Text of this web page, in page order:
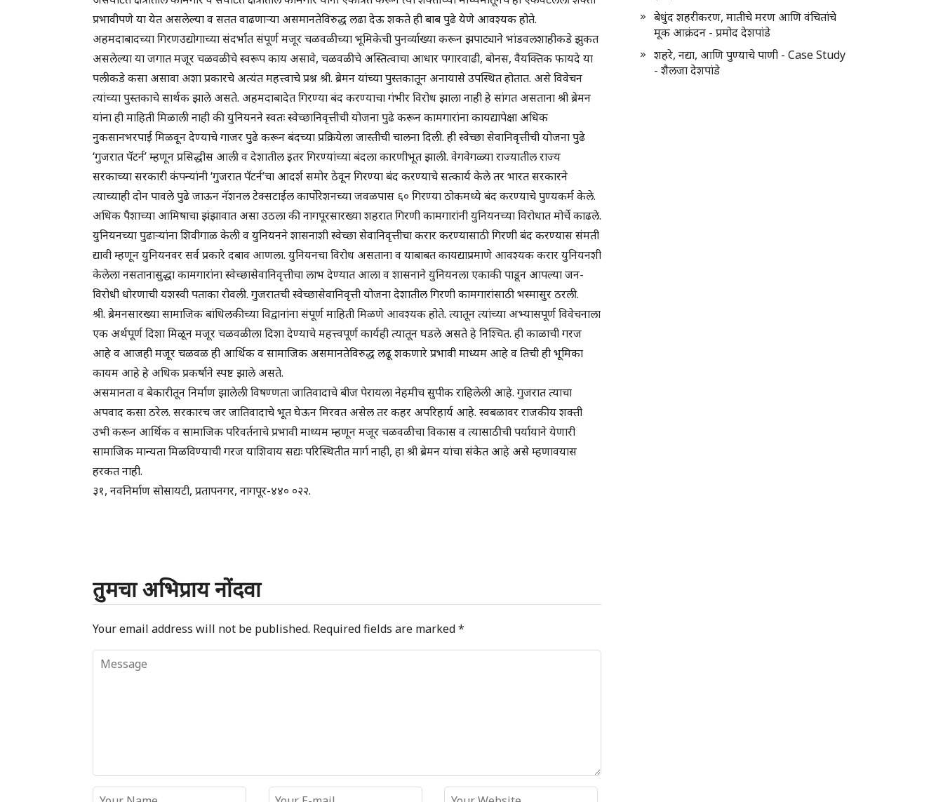
प्रभावीपणे या येत असलेल्या व सतत वाढणाऱ्या असमानतेविरुद्ध लढा देऊ शकते ही बाब पुढे येणे आवश्यक होते.
अहमदाबादच्या गिरणउद्योगाच्या संदर्भात संपूर्ण मजूर चळवळीच्या भूमिकेची पुनर्व्याख्या करून झपाट्याने भांडवलशाहीकडे झुकत
असलेल्या या जगात मजूर चळवळीचे स्वरूप काय असावे, चळवळीचे अस्तित्वाचा आधार पगारवाढी, बोनस, वैयक्तिक फायदे या
पलीकडे कसा असावा अशा प्रकारचे अत्यंत महत्त्वाचे प्रश्न श्री. ब्रेमन यांच्या पुस्तकातून अनायासे उपस्थित होतात. असे विवेचन
त्यांच्या पुस्तकाचे सार्थक झाले असते. अहमदाबादेत गिरण्या बंद करण्याचा गंभीर विरोध झाला नाही हे सांगत असताना श्री ब्रेमन
यांना ही माहिती मिळाली नाही की युनियनने स्वतः स्वेच्छानिवृत्तीची योजना पुढे करून कामगारांना कायद्यापेक्षा अधिक
नुकसानभरपाई मिळवून देण्याचे गाजर पुढे करून बंदच्या प्रक्रियेला जास्तीची चालना दिली. ही स्वेच्छा सेवानिवृत्तीची योजना पुढे
‘गुजरात पॅटर्न’ म्हणून प्रसिद्धीस आली व देशातील इतर गिरण्यांच्या बंदला कारणीभूत झाली. वेगवेगळ्या राज्यातील राज्य
सरकाच्या सरकारी कंपन्यांनी ‘गुजरात पॅटर्न’चा आदर्श समोर ठेवून गिरण्या बंद करण्याचे सत्कार्य केले तर भारत सरकारने
त्याच्याही दोन पावले पुढे जाऊन नॅशनल टेक्सटाईल कार्पोरेशनच्या जवळपास ६० गिरण्या ठोकमध्ये बंद करण्याचे पुण्यकर्म केले.
अधिक पैशाच्या आमिषाचा झंझावात असा उठला की नागपूरसारख्या शहरात गिरणी कामगारांनी युनियनच्या विरोधात मोर्चे काढले.
युनियनच्या पुढाऱ्यांना शिवीगाळ केली व युनियनने शासनाशी स्वेच्छा सेवानिवृत्तीचा करार करण्यासाठी गिरणी बंद करण्यास संमती
द्यावी म्हणून युनियनवर सर्व प्रकारे दबाव आणला. युनियनचा विरोध असताना व याबाबत कायद्याप्रमाणे आवश्यक करार युनियनशी
केलेला नसतानासुद्धा कामगारांना स्वेच्छासेवानिवृत्तीचा लाभ देण्यात आला व शासनाने युनियनला एकाकी पाडून आपल्या जन-
विरोधी धोरणाची यशस्वी पताका रोवली. गुजरातची स्वेच्छासेवानिवृत्ती योजना देशातील गिरणी कामगारांसाठी भस्मासुर ठरली.
श्री. ब्रेमनसारख्या सामाजिक बांधिलकीच्या विद्वानांना संपूर्ण माहिती मिळणे आवश्यक होते. त्यातून त्यांच्या अभ्यासपूर्ण विवेचनाला
एक अर्थपूर्ण दिशा मिळून मजूर चळवळीला दिशा देण्याचे महत्त्वपूर्ण कार्यही त्यातून घडले असते हे निश्चित. ही काळाची गरज
आहे व आजही मजूर चळवळ ही आर्थिक व सामाजिक असमानतेविरुद्ध लढू शकणारे प्रभावी माध्यम आहे व तिची ही भूमिका
कायम आहे हे अधिक प्रकर्षाने स्पष्ट झाले असते.
असमानता व बेकारीतून निर्माण झालेली विषण्णता जातिवादाचे बीज पेरायला नेहमीच सुपीक राहिलेली आहे. गुजरात त्याचा
अपवाद कसा ठरेल. सरकारच जर जातिवादाचे भूत घेऊन मिरवत असेल तर कहर अपरिहार्य आहे. स्वबळावर राजकीय शक्ती
उभी करून आर्थिक व सामाजिक परिवर्तनाचे प्रभावी माध्यम म्हणून मजूर चळवळीचा विकास व त्यासाठीची पर्यायाने येणारी
सामाजिक मान्यता मिळविण्याची गरज याशिवाय सद्यः परिस्थितीत मार्ग नाही, हा श्री ब्रेमन यांचा संकेत आहे असे म्हणावयास
हरकत नाही.
३१, नवनिर्माण सोसायटी, प्रतापनगर, नागपूर-४४० ०२२.
तुमचा अभिप्राय नोंदवा
Your email address will not be published. Required fields are marked*
बेधुंद शहरीकरण, मातीचे मरण आणि वंचितांचे
मूक आक्रंदन - प्रमोद देशपांडे
शहरे, नद्या, आणि पुण्याचे पाणी - Case Study
- शैलजा देशपांडे